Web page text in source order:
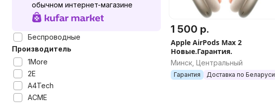
обычном интернет-магазине
Беспроводные
Производитель
1More
2E
A4Tech
ACME
1 500 р.
Apple AirPods Max 2
Новые.Гарантия.
Минск, Центральный
Гарантия Доставка по Беларуси